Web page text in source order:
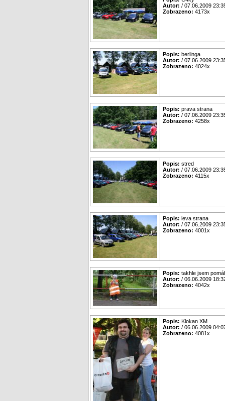
Autor: / 07.06.2009
Zobrazeno: 4173x
Popis: berlinga
Autor: / 07.06.2009
Zobrazeno: 4024x
Popis: prava strana
Autor: / 07.06.2009
Zobrazeno: 4258x
Popis: stred
Autor: / 07.06.2009
Zobrazeno: 4115x
Popis: leva strana
Autor: / 07.06.2009
Zobrazeno: 4001x
Popis: takhle jsem
Autor: / 06.06.2009
Zobrazeno: 4042x
Popis: Klokan XM
Autor: / 06.06.2009
Zobrazeno: 4081x